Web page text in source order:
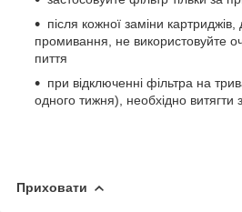
після кожної заміни картриджів,
промивання, не використовуйте
пиття
при відключенні фільтра на
одного тижня), необхідно витягти
Приховати